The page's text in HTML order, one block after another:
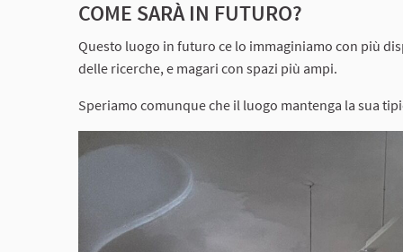
COME SARÀ IN FUTURO?
Questo luogo in futuro ce lo immaginiamo con più
delle ricerche, e magari con spazi più ampi.
Speriamo comunque che il luogo mantenga la sua